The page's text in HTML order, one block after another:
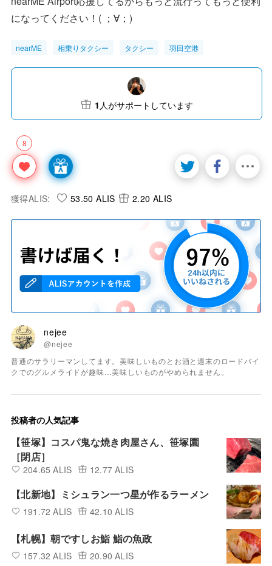
になってください！( ；∀；)
nearME 相乗りタクシー タクシー 羽田空港
8
1 人がサポートしています
獲得ALIS: 53.50 ALIS 2.20 ALIS
nejee
@nejee
普通のサラリーマンしてます。美味しいものとお酒と週末のロードバイ
クでのグルメライドが趣味…美味しいものがやめられません。
投稿者の人気記事
【笹塚】コスパ鬼な焼き肉屋さん、笹塚園
［閉店］
204.65 ALIS 12.77 ALIS
【北新地】ミシュラン一つ星が作るラーメン
191.72 ALIS 42.10 ALIS
【札幌】朝ですしお鮨 鮨の魚政
157.32 ALIS 20.90 ALIS